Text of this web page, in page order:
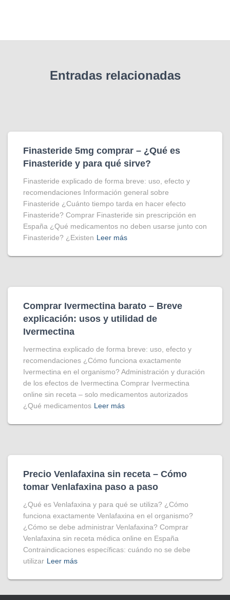
Entradas relacionadas
Finasteride 5mg comprar – ¿Qué es
Finasteride y para qué sirve?
Finasteride explicado de forma breve: uso, efecto y
recomendaciones Información general sobre
Finasteride ¿Cuánto tiempo tarda en hacer efecto
Finasteride? Comprar Finasteride sin prescripción en
España ¿Qué medicamentos no deben usarse junto con
Finasteride? ¿Existen Leer más
Comprar Ivermectina​ barato – Breve
explicación: usos y utilidad de
Ivermectina
Ivermectina explicado de forma breve: uso, efecto y
recomendaciones ¿Cómo funciona exactamente
Ivermectina en el organismo? Administración y duración
de los efectos de Ivermectina Comprar Ivermectina
online sin receta – solo medicamentos autorizados
¿Qué medicamentos Leer más
Precio Venlafaxina sin receta – Cómo
tomar Venlafaxina paso a paso
¿Qué es Venlafaxina y para qué se utiliza? ¿Cómo
funciona exactamente Venlafaxina en el organismo?
¿Cómo se debe administrar Venlafaxina? Comprar
Venlafaxina sin receta médica online en España
Contraindicaciones específicas: cuándo no se debe
utilizar Leer más